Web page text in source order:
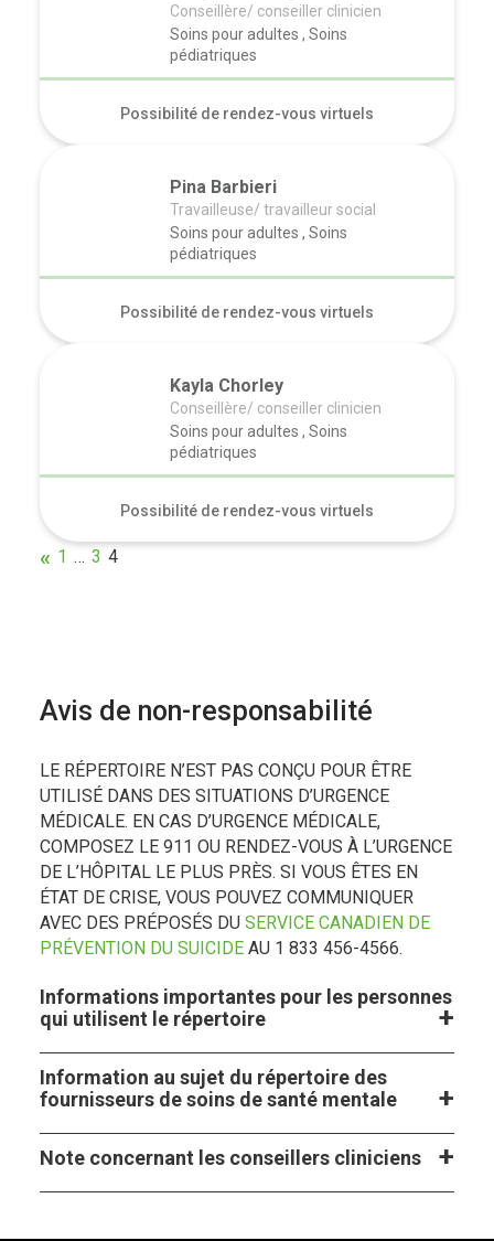
Conseillère/ conseiller clinicien
Soins pour adultes , Soins
pédiatriques
Possibilité de rendez-vous virtuels
Pina Barbieri
Travailleuse/ travailleur social
Soins pour adultes , Soins
pédiatriques
Possibilité de rendez-vous virtuels
Kayla Chorley
Conseillère/ conseiller clinicien
Soins pour adultes , Soins
pédiatriques
Possibilité de rendez-vous virtuels
1 … 3 4
Avis de non-responsabilité
LE RÉPERTOIRE N’EST PAS CONÇU POUR ÊTRE
UTILISÉ DANS DES SITUATIONS D’URGENCE
MÉDICALE. EN CAS D’URGENCE MÉDICALE,
COMPOSEZ LE 911 OU RENDEZ-VOUS À L’URGENCE
DE L’HÔPITAL LE PLUS PRÈS. SI VOUS ÊTES EN
ÉTAT DE CRISE, VOUS POUVEZ COMMUNIQUER
AVEC DES PRÉPOSÉS DU SERVICE CANADIEN DE
PRÉVENTION DU SUICIDE AU 1 833 456-4566.
Informations importantes pour les personnes
qui utilisent le répertoire
Information au sujet du répertoire des
fournisseurs de soins de santé mentale
Note concernant les conseillers cliniciens